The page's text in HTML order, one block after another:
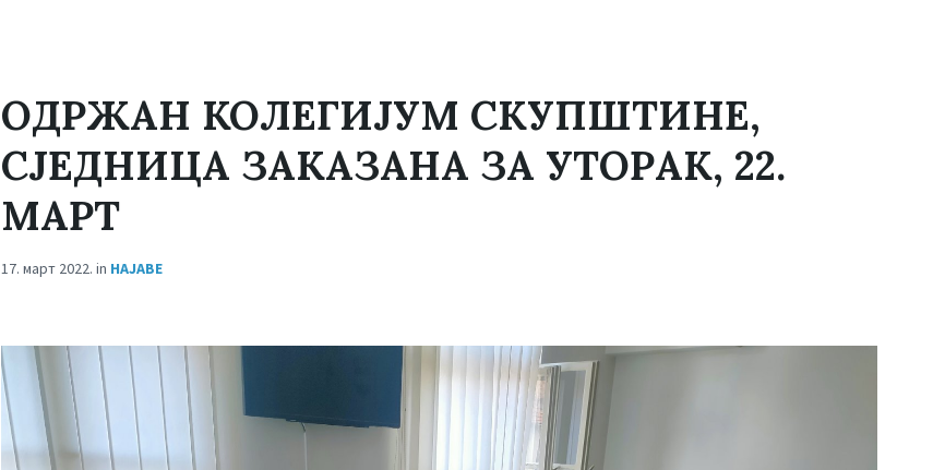
ОДРЖАН КОЛЕГИЈУМ СКУПШТИНЕ,
СЈЕДНИЦА ЗАКАЗАНА ЗА УТОРАК, 22.
МАРТ
17. март 2022. in НАЈАВЕ